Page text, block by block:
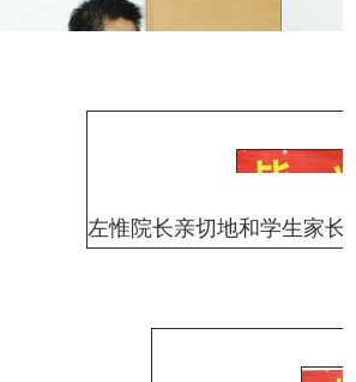
毕业生代表胡伟一同学在发言 在校学
左惟院长亲切地和学生家长